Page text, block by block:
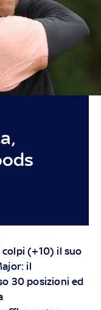
(+10) il suo
il
30 posizioni ed